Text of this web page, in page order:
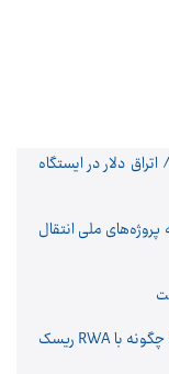
پیش ‌بینی قیمت دلار یکشنبه ۱۸ مرداد ۱۴۰۵ / اتراق دلار در ایستگاه
ملی انتقال
استانداردسازی سبد سرمایه به سبک حرفه‌ای‌ها؛ چگونه با RWA ریسک